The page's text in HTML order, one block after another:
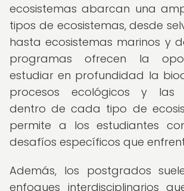
ecosistemas abarcan una
tipos de ecosistemas, desde
hasta ecosistemas marinos y
programas ofrecen la
estudiar en profundidad la
procesos ecológicos y las
dentro de cada tipo de
permite a los estudiantes
desafíos específicos que
Además, los postgrados
enfoques interdisciplinarios